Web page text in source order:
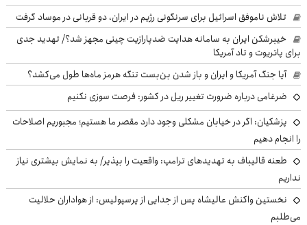
تلاش ناموفق اسرائیل برای سرنگونی رژیم در ایران، دو قربانی در موساد گرفت
خیبرشکن ایران به سامانه هدایت ضدپارازیت چینی مجهز شد؟/ تهدید جدی
برای پاتریوت و تاد آمریکا
آیا جنگ آمریکا و ایران و باز شدن بن‌بست تنگه هرمز ماه‌ها طول می‌کشد؟
ضرغامی درباره ضرورت تغییر ریل در کشور: فرصت سوزی نکنیم
پزشکیان: اگر در خیابان مشکلی وجود دارد مقصر ما هستیم؛ مجبوریم اصلاحات
را انجام دهیم
طعنه قالیباف به تهدیدهای ترامپ: واقعیت را بپذیر/ به نمایش بیشتری نیاز
نداریم
نخستین واکنش عالیشاه پس از جدایی از پرسپولیس: از هواداران حلالیت
می‌طلبم